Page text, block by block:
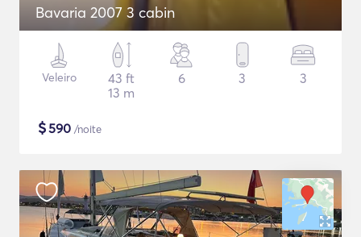
Bavaria 2007 3 cabin
Veleiro
43 ft
13 m
6 3 3
$590 /noite